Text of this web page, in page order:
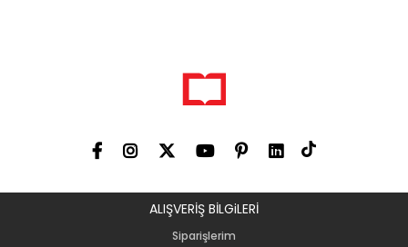
ALIŞVERİŞ BİLGiLERİ
Siparişlerim